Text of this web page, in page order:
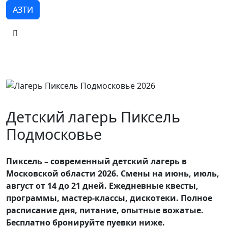
АЗТИ
Детский лагерь Пиксель
Подмосковье
Пиксель – современный детский лагерь в
Московской области 2026. Смены на июнь, июль,
август от 14 до 21 дней. Ежедневные квесты,
программы, мастер-классы, дискотеки. Полное
расписание дня, питание, опытные вожатые.
Бесплатно бронируйте пуевки ниже.